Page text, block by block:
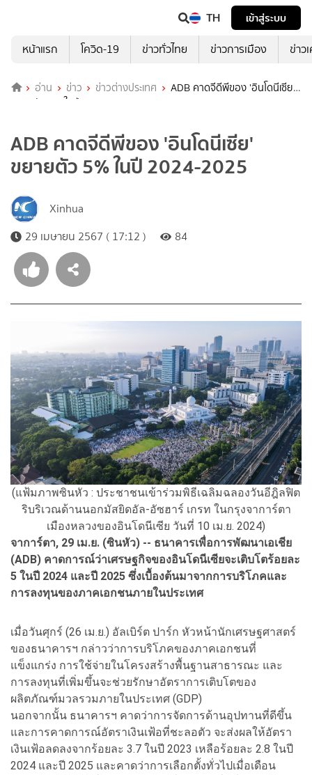
TH
เข้าสู่ระบบ
หน้าแรก
โควิด-19 ข่าวทั่วไทย ข่าวการเมือง ข่าว
อ่าน ข่าว ข่าวต่างประเทศ
ADB คาดจีดีพีของ 'อินโดนีเซีย'
ขยายตัว 5% ในปี 2024-2025
ADB คาดจีดีพีของ 'อินโดนีเซีย'
ขยายตัว 5% ในปี 2024-2025
Xinhua
29 เมษายน 2567 ( 17:12 )
84
(แฟ้มภาพซินหัว : ประชาชนเข้าร่วมพิธีเฉลิมฉลองวันอีฎิลฟิต
ริบริเวณด้านนอกมัสยิดอัล-อัซฮาร์ เกรท ในกรุงจาการ์ตา
เมืองหลวงของอินโดนีเซีย วันที่ 10 เม.ย. 2024)
จาการ์ตา, 29 เม.ย. (ซินหัว) -- ธนาคารเพื่อการพัฒนาเอเชีย
(ADB) คาดการณ์ว่าเศรษฐกิจของอินโดนีเซียจะเติบโตร้อยละ
5 ในปี 2024 และปี 2025 ซึ่งเบื้องต้นมาจากการบริโภคและ
การลงทุนของภาคเอกชนภายในประเทศ
เมื่อวันศุกร์ (26 เม.ย.) อัลเบิร์ต ปาร์ก หัวหน้านักเศรษฐศาสตร์
ของธนาคารฯ กล่าวว่าการบริโภคของภาคเอกชนที่
แข็งแกร่ง การใช้จ่ายในโครงสร้างพื้นฐานสาธารณะ และ
การลงทุนที่เพิ่มขึ้นจะช่วยรักษาอัตราการเติบโตของ
ผลิตภัณฑ์มวลรวมภายในประเทศ (GDP)
นอกจากนั้น ธนาคารฯ คาดว่าการจัดการด้านอุปทานที่ดีขึ้น
และการคาดการณ์อัตราเงินเฟ้อที่ชะลอตัว จะส่งผลให้อัตรา
เงินเฟ้อลดลงจากร้อยละ 3.7 ในปี 2023 เหลือร้อยละ 2.8 ในปี
2024 และปี 2025 และคาดว่าการเลือกตั้งทั่วไปเมื่อเดือน